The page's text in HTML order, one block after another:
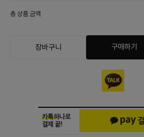
총 상품 금액
장바구니 구매하기